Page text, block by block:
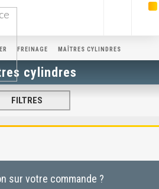
FREINAGE MAÎTRES CYLINDRES
cylindres
FILTRES
sur votre commande ?